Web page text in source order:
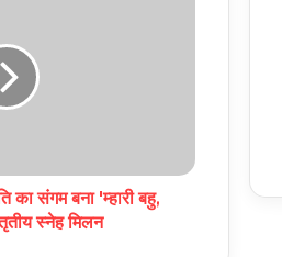
संगम बना 'म्हारी बहु,
स्नेह मिलन